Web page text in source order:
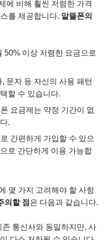
에 비해 훨씬 저렴한 가격
를 제공합니다. 알뜰폰의
50% 이상 저렴한 요금으로
문자 등 자신의 사용 패턴
할 수 있습니다.
요금제는 약정 기간이 없
.
간편하게 가입할 수 있으
로 간단하게 이용 가능합
몇 가지 고려해야 할 사항
의할 점은 다음과 같습니다.
존 통신사와 동일하지만, 사